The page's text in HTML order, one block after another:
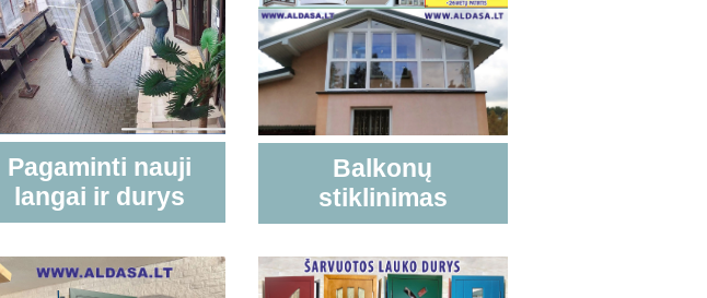
Pagaminti nauji
langai ir durys
Balkonų
stiklinimas